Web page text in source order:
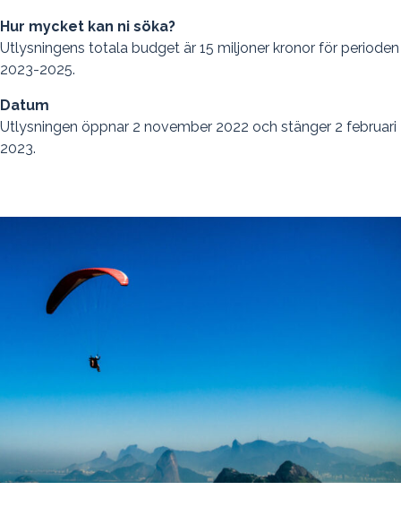
Hur mycket kan ni söka?
Utlysningens totala budget är 15 miljoner kronor för perioden
2023-2025.
Datum
Utlysningen öppnar 2 november 2022 och stänger 2 februari
2023.